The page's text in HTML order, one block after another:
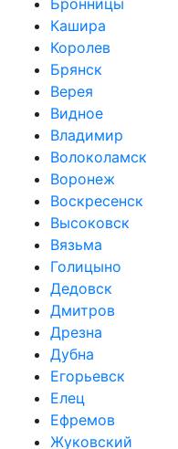
Кашира
Королев
Брянск
Верея
Видное
Владимир
Волоколамск
Воронеж
Воскресенск
Высоковск
Вязьма
Голицыно
Дедовск
Дмитров
Дрезна
Дубна
Егорьевск
Елец
Ефремов
Жуковский